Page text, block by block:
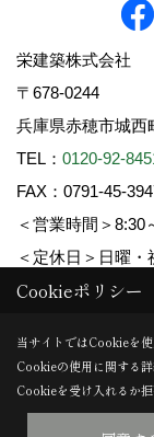
栄建築株式会社
〒678-0244
兵庫県赤穂市城
TEL： 0120-92-
FAX：0791-45-
＜営業時間＞
＜定休日＞日曜・
Copyright (c)
Produced byゴデス
Cookieポリシー
当サイトではCookieを使
Cookieの使用に関する
Cookieを受け入れるか